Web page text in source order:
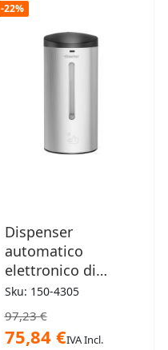
-22%
Dispenser
automatico
elettronico di
sapone
igienizzante Seattle
Sku: 150-4305
97,23 €
75,84 €IVA Incl.